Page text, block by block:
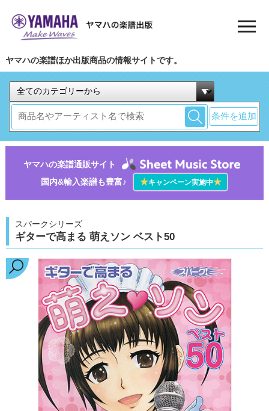
ヤマハの楽譜ほか出版商品の情報サイトです。
条件を追加
ヤマハの楽譜通販サイト
国内&輸入楽譜も豊富♪
★キャンペーン実施中★
スパークシリーズ
ギターで高まる 萌えソン ベスト50